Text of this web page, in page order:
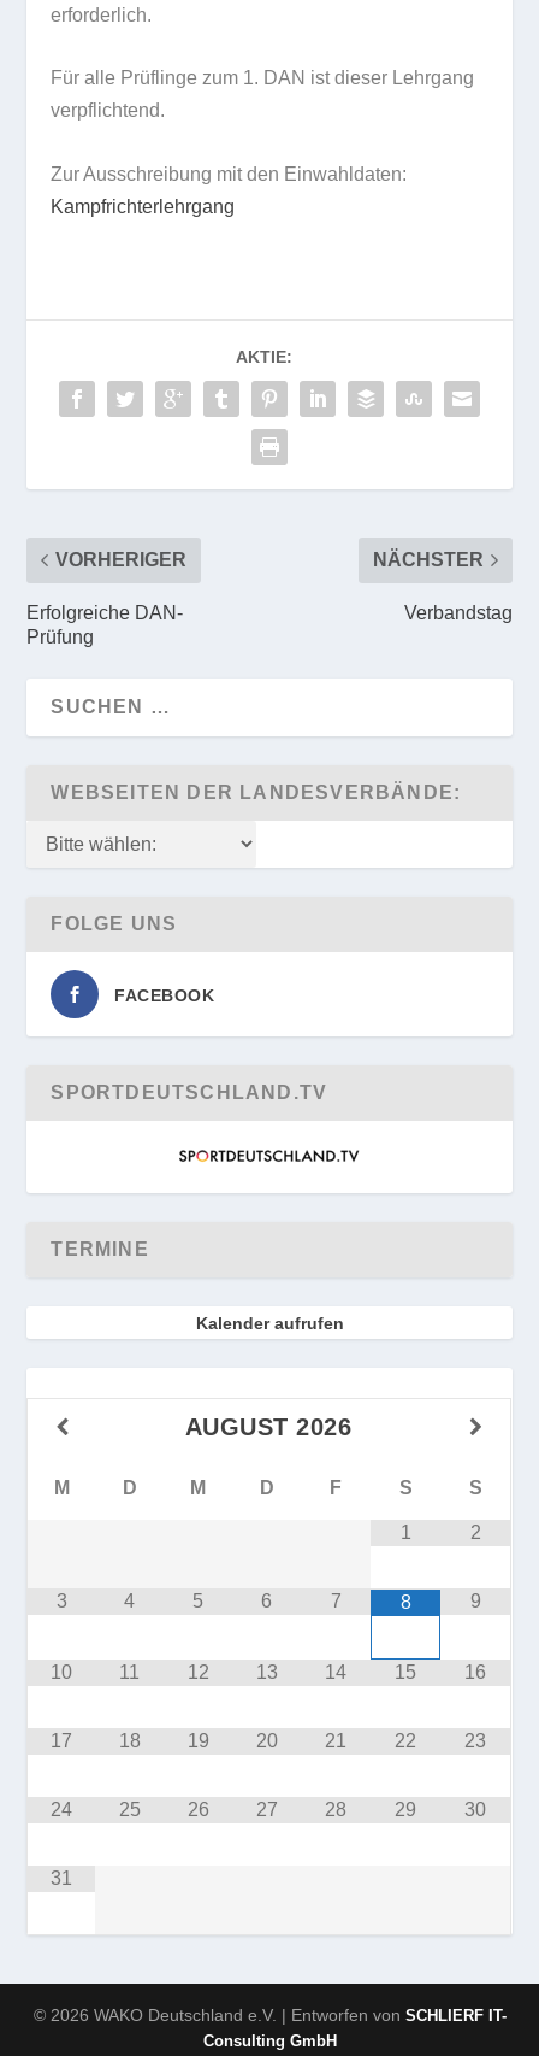
erforderlich.
Für alle Prüflinge zum 1. DAN ist dieser Lehrgang
verpflichtend.
Zur Ausschreibung mit den Einwahldaten:
Kampfrichterlehrgang
AKTIE:
VORHERIGER
Erfolgreiche DAN-
Prüfung
NÄCHSTER
Verbandstag
WEBSEITEN DER LANDESVERBÄNDE:
FOLGE UNS
FACEBOOK
SPORTDEUTSCHLAND.TV
TERMINE
Kalender aufrufen
AUGUST 2026
M D M D F S S
1 2
3 4 5 6 7 8 9
10 11 12 13 14 15 16
17 18 19 20 21 22 23
24 25 26 27 28 29 30
31
© 2026 WAKO Deutschland e.V. | Entworfen von SCHLIERF IT-
Consulting GmbH